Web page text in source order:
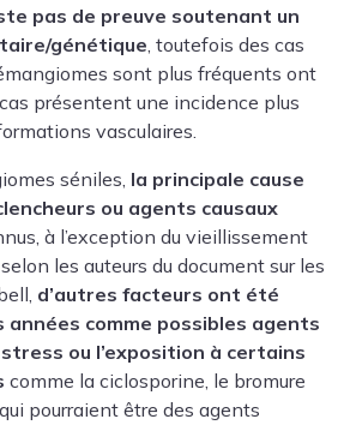
pas de preuve soutenant un
génétique, toutefois des cas
sont plus fréquents ont
présentent une incidence plus
vasculaires.
séniles, la principale cause
ou agents causaux
à l’exception du vieillissement
les auteurs du document sur les
d’autres facteurs ont été
années comme possibles agents
stress ou l’exposition à certains
comme la ciclosporine, le bromure
pourraient être des agents